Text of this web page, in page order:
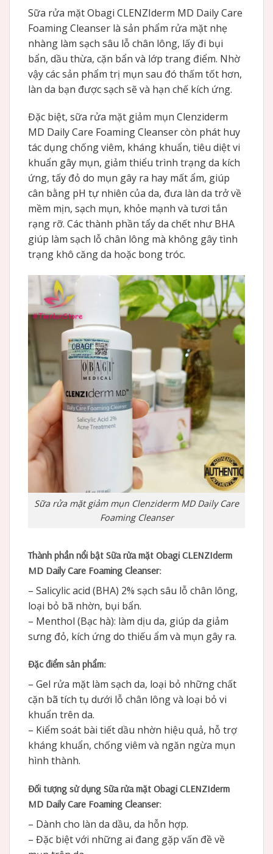
Sữa rửa mặt Obagi CLENZIderm MD Daily Care
Foaming Cleanser là sản phẩm rửa mặt nhẹ
nhàng làm sạch sâu lỗ chân lông, lấy đi bụi
bẩn, dầu thừa, cặn bẩn và lớp trang điểm. Nhờ
vậy các sản phẩm trị mụn sau đó thấm tốt hơn,
làn da bạn được sạch sẽ và hạn chế kích ứng.
Đặc biệt, sữa rửa mặt giảm mụn Clenziderm
MD Daily Care Foaming Cleanser còn phát huy
tác dụng chống viêm, kháng khuẩn, tiêu diệt vi
khuẩn gây mụn, giảm thiểu trình trạng da kích
ứng, tấy đỏ do mụn gây ra hay mất ẩm, giúp
cân bằng pH tự nhiên của da, đưa làn da trở về
mềm mịn, sạch mụn, khỏe mạnh và tươi tắn
rạng rỡ. Các thành phần tẩy da chết như BHA
giúp làm sạch lỗ chân lông mà không gây tình
trạng khô căng da hoặc bong tróc.
Sữa rửa mặt giảm mụn Clenziderm MD Daily Care
Foaming Cleanser
Thành phần nổi bật Sữa rửa mặt Obagi CLENZIderm
MD Daily Care Foaming Cleanser:
– Salicylic acid (BHA) 2% sạch sâu lỗ chân lông,
loại bỏ bã nhờn, bụi bẩn.
– Menthol (Bạc hà): làm dịu da, giúp da giảm
sưng đỏ, kích ứng do thiếu ẩm và mụn gây ra.
Đặc điểm sản phẩm:
– Gel rửa mặt làm sạch da, loại bỏ những chất
cặn bã tích tụ dưới lỗ chân lông và loại bỏ vi
khuẩn trên da.
– Kiểm soát bài tiết dầu nhờn hiệu quả, hỗ trợ
kháng khuẩn, chống viêm và ngăn ngừa mụn
hình thành.
Đối tượng sử dụng Sữa rửa mặt Obagi CLENZIderm
MD Daily Care Foaming Cleanser:
– Dành cho làn da dầu, da hỗn hợp.
– Đặc biệt với những ai đang gặp vấn đề về